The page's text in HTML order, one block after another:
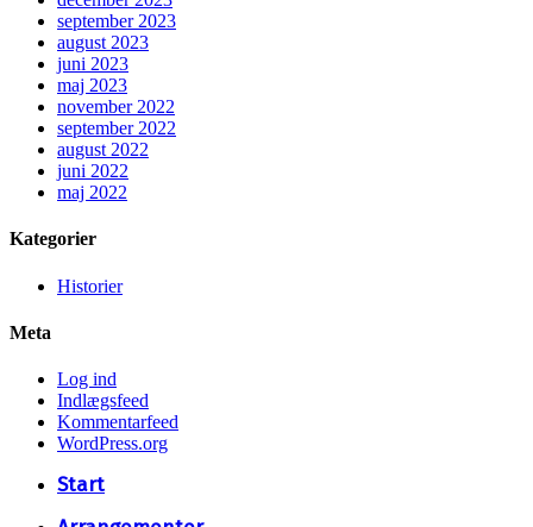
september 2023
august 2023
juni 2023
maj 2023
november 2022
september 2022
august 2022
juni 2022
maj 2022
Kategorier
Historier
Meta
Log ind
Indlægsfeed
Kommentarfeed
WordPress.org
Close
Start